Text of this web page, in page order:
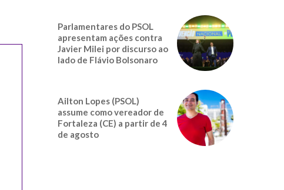
Parlamentares do PSOL
apresentam ações contra
Javier Milei por discurso ao
lado de Flávio Bolsonaro
Ailton Lopes (PSOL)
assume como vereador de
Fortaleza (CE) a partir de 4
de agosto